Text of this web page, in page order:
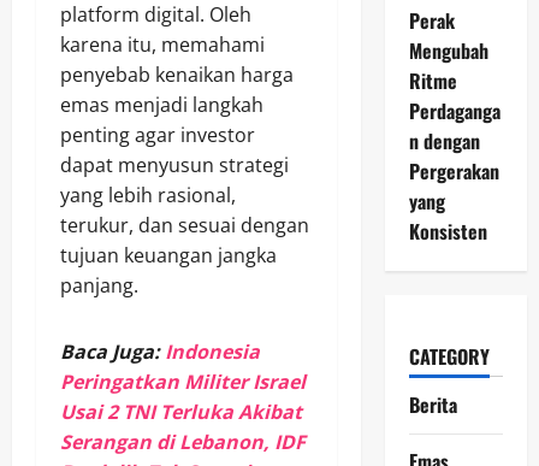
platform digital. Oleh
karena itu, memahami
penyebab kenaikan harga
emas menjadi langkah
penting agar investor
dapat menyusun strategi
yang lebih rasional,
terukur, dan sesuai dengan
tujuan keuangan jangka
panjang.
Baca Juga: Indonesia
Peringatkan Militer Israel
Usai 2 TNI Terluka Akibat
Serangan di Lebanon, IDF
Perak
Mengubah
Ritme
Perdaganga
n dengan
Pergerakan
yang
Konsisten
CATEGORY
Berita